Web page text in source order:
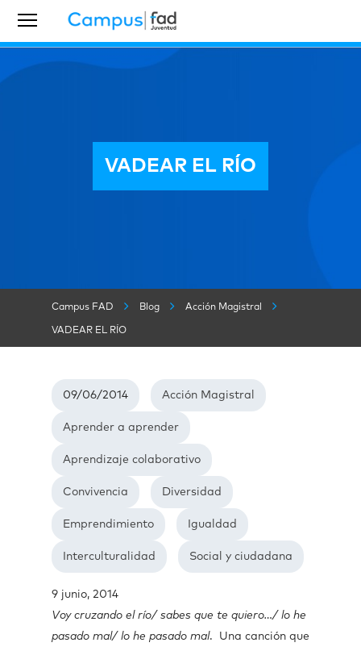
VADEAR EL RÍO
Campus FAD Blog Acción Magistral
VADEAR EL RÍO
09/06/2014 Acción Magistral
Aprender a aprender
Aprendizaje colaborativo
Convivencia Diversidad
Emprendimiento Igualdad
Interculturalidad Social y ciudadana
9 junio, 2014
Voy cruzando el río/ sabes que te quiero…/ lo he
pasado mal/ lo he pasado mal. Una canción que